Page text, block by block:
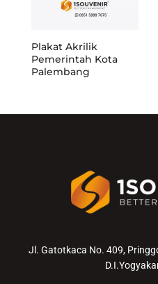
Plakat Akrilik
Pemerintah Kota
Palembang
Jl. Gatotkaca No. 409,